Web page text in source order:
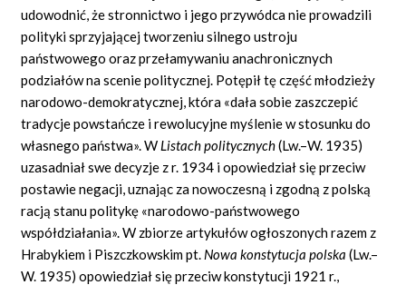
udowodnić, że stronnictwo i jego przywódca nie prowadzili
polityki sprzyjającej tworzeniu silnego ustroju
państwowego oraz przełamywaniu anachronicznych
podziałów na scenie politycznej. Potępił tę część młodzieży
narodowo-demokratycznej, która «dała sobie zaszczepić
tradycje powstańcze i rewolucyjne myślenie w stosunku do
własnego państwa». W Listach politycznych(Lw.–W. 1935)
uzasadniał swe decyzje z r. 1934 i opowiedział się przeciw
postawie negacji, uznając za nowoczesną i zgodną z polską
racją stanu politykę «narodowo-państwowego
współdziałania». W zbiorze artykułów ogłoszonych razem z
Hrabykiem i Piszczkowskim pt. Nowa konstytucja polska(Lw.–
W. 1935) opowiedział się przeciw konstytucji 1921 r.,